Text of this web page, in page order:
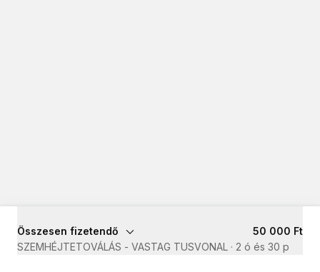
Összesen fizetendő
50 000 Ft
SZEMHÉJTETOVÁLÁS - VASTAG TUSVONAL · 2 ó és 30 p